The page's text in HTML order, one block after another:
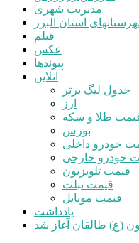
مدیریت شهری
استان البرز
فیلم
عکس
پیوندها
آنلاین
جدول لیگ برتر
ارز
طلا و سکه
بورس
خودرو داخلی
خودرو خارجی
قیمت تلویزیون
قیمت تبلت
قیمت موبایل
یادداشت
(ع) طالقان آغاز شد